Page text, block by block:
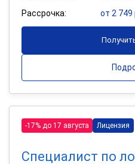
Рассрочка:
от 2 749
-17% до 17 августа Лицензия
Специалист по